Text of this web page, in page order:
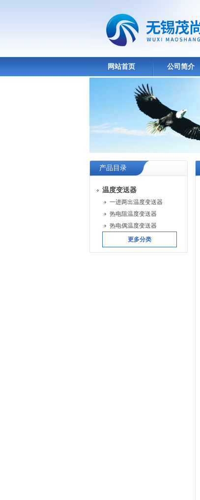
网站首页 公司简介
产品目录
温度变送器
一进两出温度变送器
热电阻温度变送器
热电偶温度变送器
更多分类